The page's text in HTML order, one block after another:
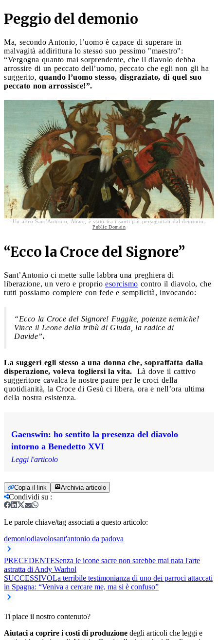
Peggio del demonio
Ma, secondo Antonio, l’uomo è capace di superare in
malvagità addirittura lo stesso suo pessimo "maestro":
“Vergogna quanto mai sorprendente, che il diavolo debba
arrossire di un peccato dell’uomo, peccato che egli non gli ha
suggerito, quando l’uomo stesso, disgraziato, di quel suo
peccato non arrossisce!”.
Un altro Sant'Antonio, Abate, è stato tra i santi più perseguitati dal demonio.
Public Domain
“Ecco la Croce del Signore”
Sant’Antonio ci mette sulle labbra una preghiera di
liberazione, un vero e proprio esorcismo contro il diavolo, che
tutti possiamo compiere con fede e semplicità, invocando:
“Ecco la Croce del Signore! Fuggite, potenze nemiche!
Vince il Leone della tribù di Giuda, la radice di
Davide”.
La suggerì egli stesso a una donna che, sopraffatta dalla
disperazione, voleva togliersi la vita.
Là dove il cattivo
suggeritore cavalca le nostre paure per le croci della
quotidianità, la Croce di Gesù ci libera, ora e nell’ora ultima
della nostra esistenza.
Gaenswin: ho sentito la presenza del diavolo
intorno a Benedetto XVI
Leggi l'articolo
Copia il link Archivia articolo
Condividi su :
Le parole chiave/tag associati a questo articolo:
demoniodiavolosant'antonio da padova
PRECEDENTESenza le icone sacre non sarebbe mai nata l'arte
astratta di Andy Warhol
SUCCESSIVOLa terribile testimonianza di uno dei parroci attaccati
in Spagna: “Veniva a cercare me, ma si è confuso”
Ti piace il nostro contenuto?
Aiutaci a coprire i costi di produzione degli articoli che leggi e